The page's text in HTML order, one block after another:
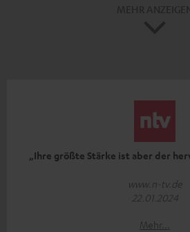
„Ihre größte Stärke ist aber der
www.n-tv.de
22.01.2024
Mehr...